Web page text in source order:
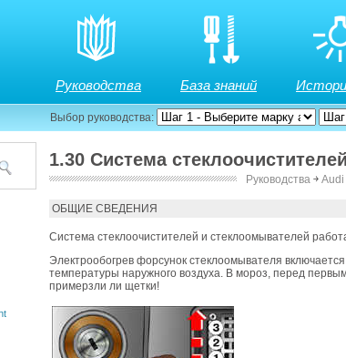
Руководства База знаний
Выбор руководства:
1.30 Система
Руководства ￫ Audi
ОБЩИЕ СВЕДЕНИЯ
Система стеклоочистителей и стеклоомывателей
Электрообогрев форсунок стеклоомывателя
температуры наружного воздуха. В мороз, перед
примерзли ли щетки!